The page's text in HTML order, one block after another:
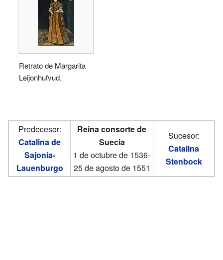
Retrato de Margarita
Leijonhufvud.
Predecesor:
Catalina de
Sajonia-
Lauenburgo
Reina consorte de
Suecia
1 de octubre de 1536-
25 de agosto de 1551
Sucesor:
Catalina
Stenbock